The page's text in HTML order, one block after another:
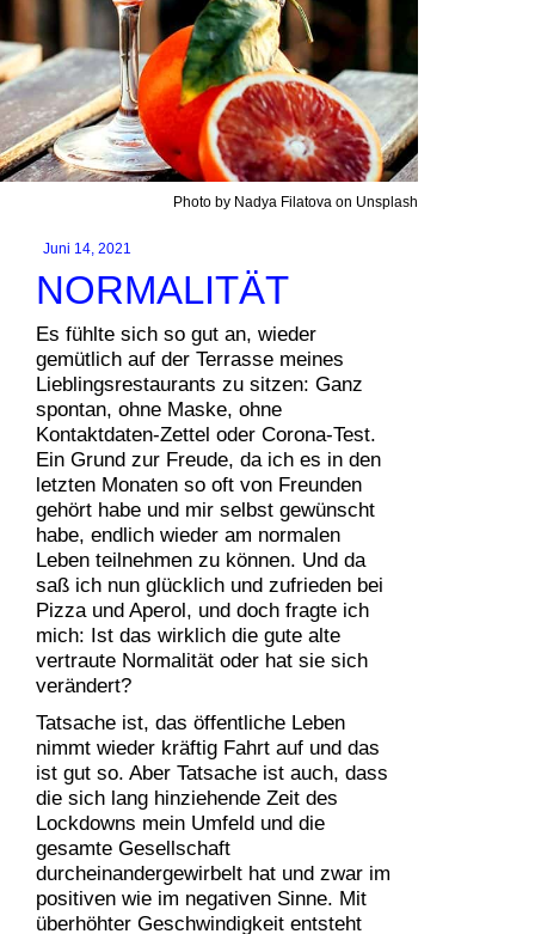
Photo by Nadya Filatova on Unsplash
Juni 14, 2021
NORMALITÄT
Es fühlte sich so gut an, wieder
gemütlich auf der Terrasse meines
Lieblingsrestaurants zu sitzen: Ganz
spontan, ohne Maske, ohne
Kontaktdaten-Zettel oder Corona-Test.
Ein Grund zur Freude, da ich es in den
letzten Monaten so oft von Freunden
gehört habe und mir selbst gewünscht
habe, endlich wieder am normalen
Leben teilnehmen zu können. Und da
saß ich nun glücklich und zufrieden bei
Pizza und Aperol, und doch fragte ich
mich: Ist das wirklich die gute alte
vertraute Normalität oder hat sie sich
verändert?
Tatsache ist, das öffentliche Leben
nimmt wieder kräftig Fahrt auf und das
ist gut so. Aber Tatsache ist auch, dass
die sich lang hinziehende Zeit des
Lockdowns mein Umfeld und die
gesamte Gesellschaft
durcheinandergewirbelt hat und zwar im
positiven wie im negativen Sinne. Mit
überhöhter Geschwindigkeit entsteht